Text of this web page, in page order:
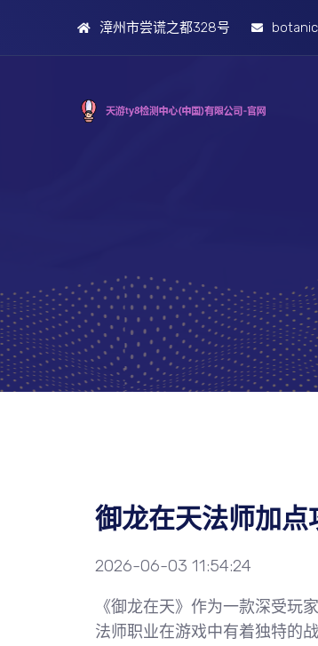
漳州市尝谎之都328号
御龙在天法师加
2026-06-03 11:54:24
《御龙在天》作为一款深受玩
法师职业在游戏中有着独特的